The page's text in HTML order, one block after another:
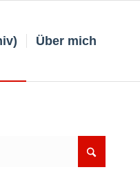
Über mich